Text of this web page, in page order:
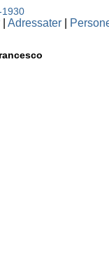
Adressater